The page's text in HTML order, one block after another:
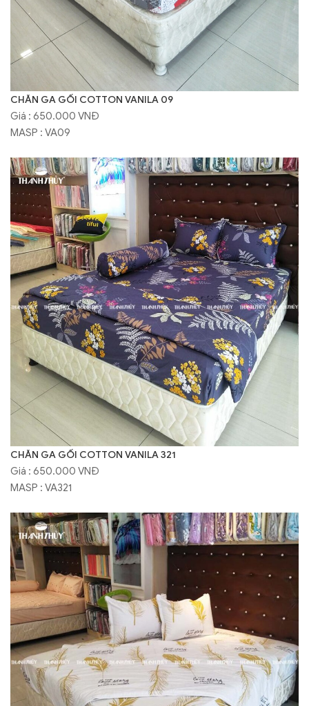
CHĂN GA GỐI COTTON VANILA 09
Giá : 650.000 VNĐ
MASP : VA09
CHĂN GA GỐI COTTON VANILA 321
Giá : 650.000 VNĐ
MASP : VA321